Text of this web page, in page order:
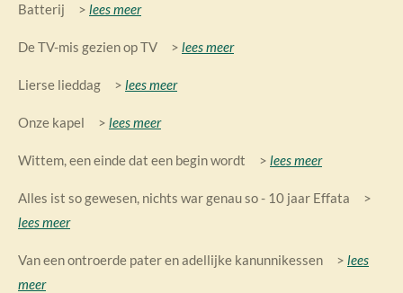
Batterij > lees meer
De TV-mis gezien op TV > lees meer
Lierse lieddag > lees meer
Onze kapel > lees meer
Wittem, een einde dat een begin wordt > lees meer
Alles ist so gewesen, nichts war genau so - 10 jaar Effata >
lees meer
Van een ontroerde pater en adellijke kanunnikessen > lees
meer